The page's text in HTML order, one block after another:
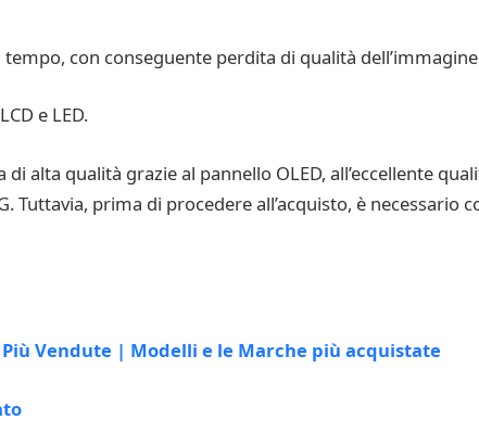
con conseguente perdita di qualità
e LED.
alta qualità grazie al pannello OLED, all’eccellente
prima di procedere all’acquisto, è necessario
Vendute | Modelli e le Marche più acquistate